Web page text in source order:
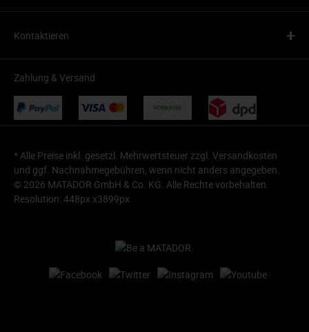
Kontaktieren +
Zahlung & Versand
* Alle Preise inkl. gesetzl. Mehrwertsteuer zzgl. Versandkosten
und ggf. Nachnahmegebühren, wenn nicht anders angegeben.
© 2026 MATADOR GmbH & Co. KG. Alle Rechte vorbehalten.
Resolution: 448px x3899px